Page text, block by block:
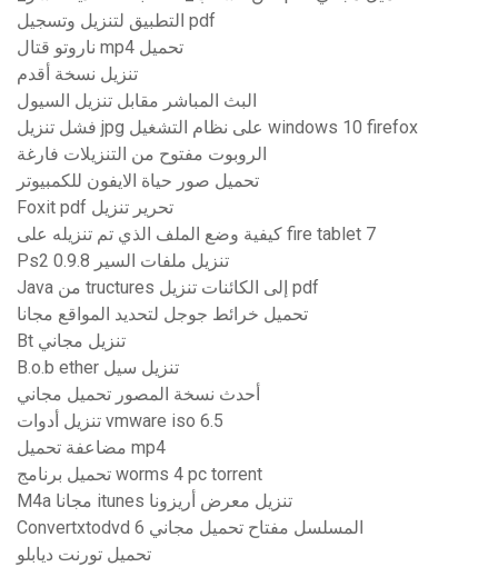
التطبيق لتنزيل وتسجيل pdf
ناروتو قتال mp4 تحميل
تنزيل نسخة أقدم
البث المباشر مقابل تنزيل السيول
فشل تنزيل jpg على نظام التشغيل windows 10 firefox
الروبوت مفتوح من التنزيلات فارغة
تحميل صور حياة الايفون للكمبيوتر
Foxit pdf تحرير تنزيل
كيفية وضع الملف الذي تم تنزيله على fire tablet 7
Ps2 0.9.8 تنزيل ملفات السير
Java من tructures إلى الكائنات تنزيل pdf
تحميل خرائط جوجل لتحديد المواقع مجانا
Bt تنزيل مجاني
B.o.b ether تنزيل سيل
أحدث نسخة المصور تحميل مجاني
تنزيل أدوات vmware iso 6.5
مضاعفة تحميل mp4
تحميل برنامج worms 4 pc torrent
M4a مجانا itunes تنزيل معرض أريزونا
Convertxtodvd 6 المسلسل مفتاح تحميل مجاني
تحميل تورنت ديابلو